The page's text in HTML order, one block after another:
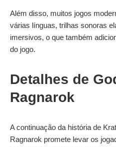
Além disso, muitos jogos
várias línguas, trilhas sonoras
imersivos, o que também
do jogo.
Detalhes de
Ragnarok
A continuação da história de
Ragnarok promete levar os